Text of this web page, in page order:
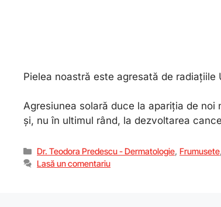
Pielea noastră este agresată de
Agresiunea solară duce la apariția de
și, nu în ultimul rând, la dezvoltarea
Dr. Teodora Predescu - Dermatologie,Frumusete
Lasă un comentariu